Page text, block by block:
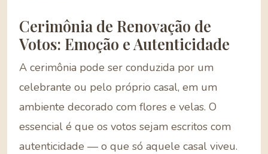
Cerimônia de Renovação de
Votos: Emoção e Autenticidade
A cerimônia pode ser conduzida por um
celebrante ou pelo próprio casal, em um
ambiente decorado com flores e velas. O
essencial é que os votos sejam escritos com
autenticidade — o que só aquele casal viveu.